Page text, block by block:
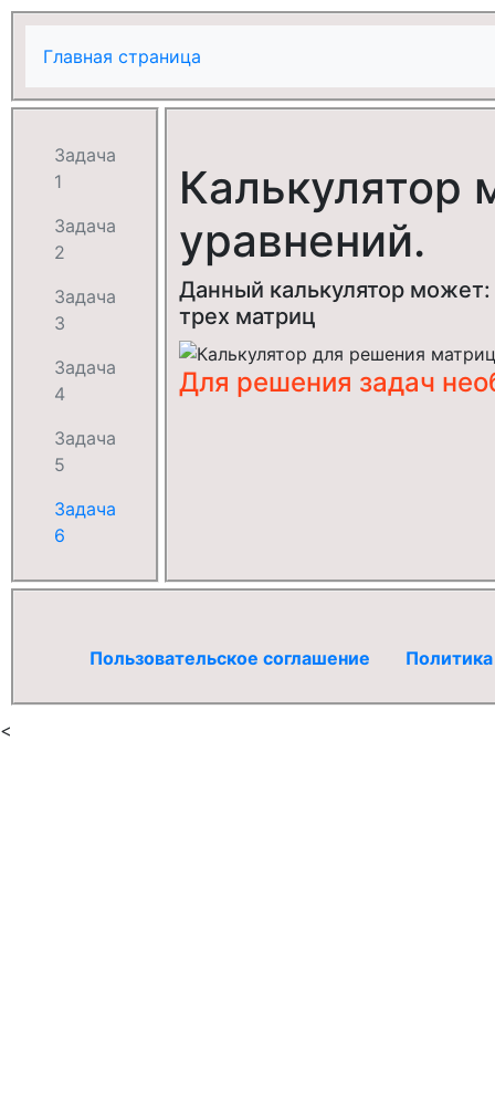
Главная страница
Калькулятор
уравнений.
Данный калькулятор
трех матриц
Для решения задач
Задача
1
Задача
2
Задача
3
Задача
4
Задача
5
Задача
6
Пользовательское соглашение
<